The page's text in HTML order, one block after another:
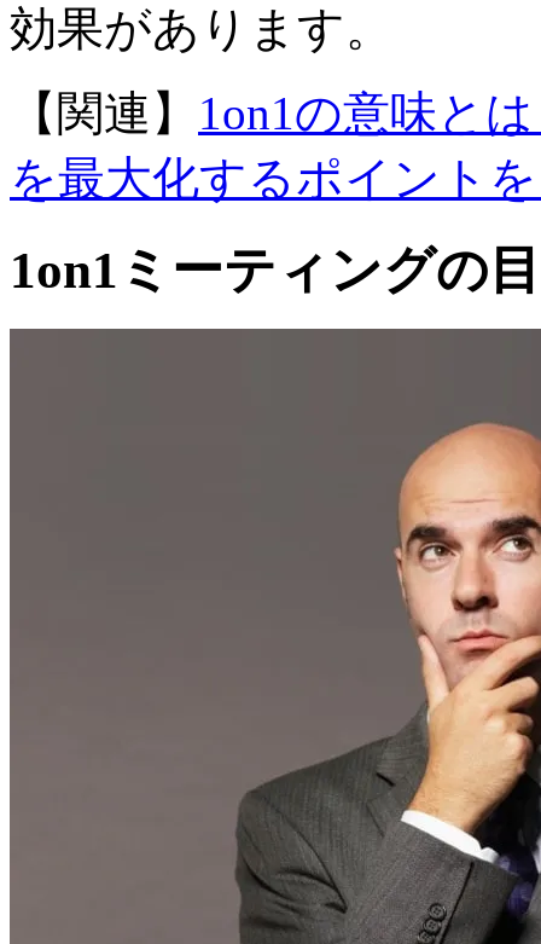
効果があります。
【関連】 1on1の意味と
を最大化するポイント
1on1ミーティングの